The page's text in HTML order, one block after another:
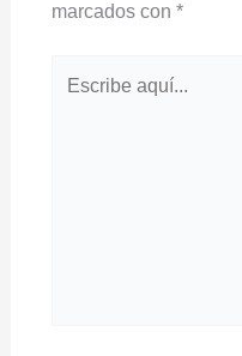
marcados con *